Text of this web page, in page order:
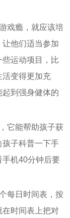
戏瘾，就应该培
他们适当参加
运动项目，比
活变得更加充
到强身健体的
它能帮助孩子获
子科普一下手
机40分钟后要
每日时间表，按
时间表上把对